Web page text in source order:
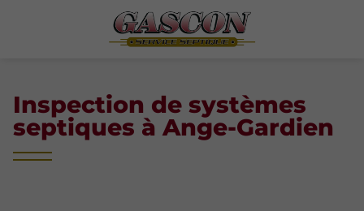
Inspection de systèmes
septiques à Ange-Gardien